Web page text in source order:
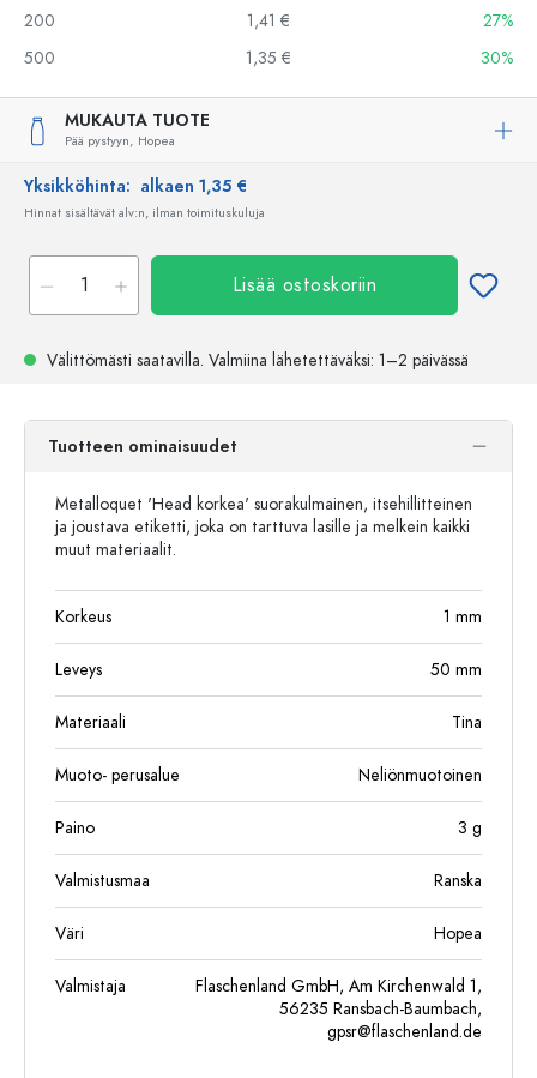
200
1,41 €
27%
500
1,35 € 30%
MUKAUTA TUOTE
Pää pystyyn, Hopea
Yksikköhinta: alkaen 1,35 €
Hinnat sisältävät alv:n, ilman toimituskuluja
Lisää ostoskoriin
Välittömästi saatavilla. Valmiina lähetettäväksi: 1–2 päivässä
Tuotteen ominaisuudet
Metalloquet 'Head korkea' suorakulmainen, itsehillitteinen
ja joustava etiketti, joka on tarttuva lasille ja melkein kaikki
muut materiaalit.
Korkeus 1 mm
Leveys 50 mm
Materiaali Tina
Muoto- perusalue Neliönmuotoinen
Paino 3 g
Valmistusmaa Ranska
Väri Hopea
Valmistaja
Flaschenland GmbH, Am Kirchenwald 1,
56235 Ransbach-Baumbach,
gpsr@flaschenland.de